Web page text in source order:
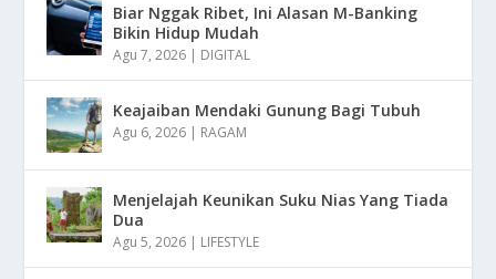
Biar Nggak Ribet, Ini Alasan M-Banking
Bikin Hidup Mudah
Agu 7, 2026 | DIGITAL
Keajaiban Mendaki Gunung Bagi Tubuh
Agu 6, 2026 | RAGAM
Menjelajah Keunikan Suku Nias Yang Tiada
Dua
Agu 5, 2026 | LIFESTYLE